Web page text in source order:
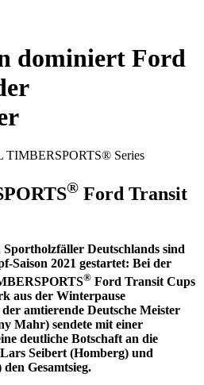
dominiert Ford
TIMBERSPORTS® Series
® Ford Transit
Deutschlands sind
Saison 2021 gestartet: Bei der
® Ford Transit Cups
aus der Winterpause
amtierende Deutsche Meister
Mahr) sendete mit einer
deutliche Botschaft an die
Seibert (Homberg) und
Gesamtsieg.